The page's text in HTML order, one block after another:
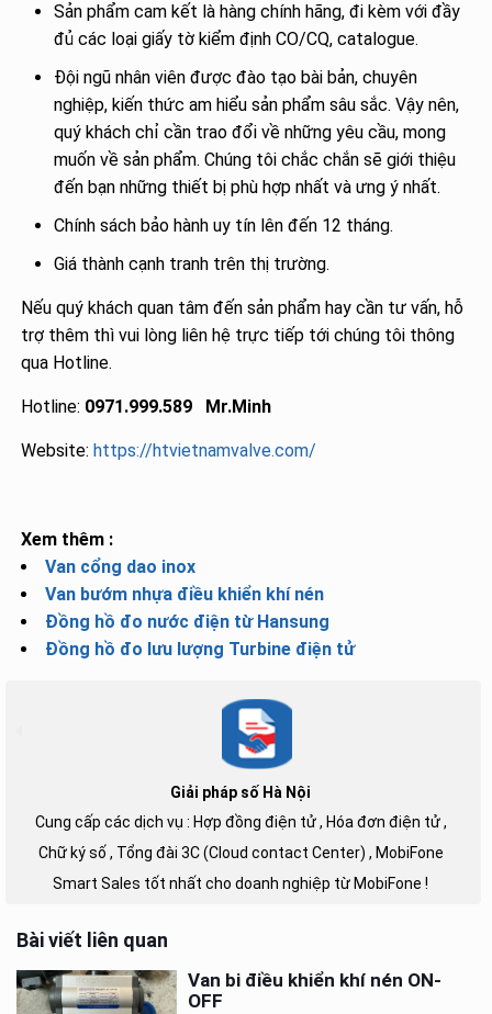
Sản phẩm cam kết là hàng chính hãng, đi kèm với đầy
đủ các loại giấy tờ kiểm định CO/CQ, catalogue.
Đội ngũ nhân viên được đào tạo bài bản, chuyên
nghiệp, kiến thức am hiểu sản phẩm sâu sắc. Vậy nên,
quý khách chỉ cần trao đổi về những yêu cầu, mong
muốn về sản phẩm. Chúng tôi chắc chắn sẽ giới thiệu
đến bạn những thiết bị phù hợp nhất và ưng ý nhất.
Chính sách bảo hành uy tín lên đến 12 tháng.
Giá thành cạnh tranh trên thị trường.
Nếu quý khách quan tâm đến sản phẩm hay cần tư vấn, hỗ
trợ thêm thì vui lòng liên hệ trực tiếp tới chúng tôi thông
qua Hotline.
Hotline: 0971.999.589 Mr.Minh
Website: https://htvietnamvalve.com/
Xem thêm :
Van cổng dao inox
Van bướm nhựa điều khiển khí nén
Đồng hồ đo nước điện từ Hansung
Đồng hồ đo lưu lượng Turbine điện tử
Giải pháp số Hà Nội
Cung cấp các dịch vụ : Hợp đồng điện tử , Hóa đơn điện tử ,
Chữ ký số , Tổng đài 3C (Cloud contact Center) , MobiFone
Smart Sales tốt nhất cho doanh nghiệp từ MobiFone !
Bài viết liên quan
Van bi điều khiển khí nén ON-
OFF